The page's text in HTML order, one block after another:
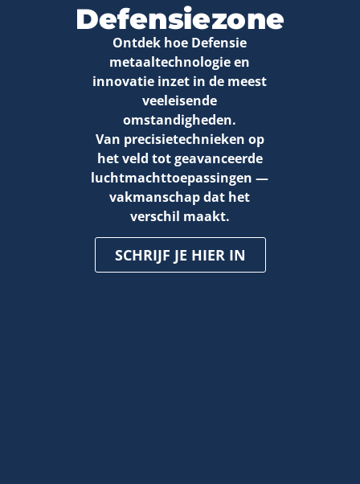
Defensiezone
Ontdek hoe Defensie
metaaltechnologie en
innovatie inzet in de meest
veeleisende
omstandigheden.
Van precisietechnieken op
het veld tot geavanceerde
luchtmacht­toepassingen —
vakmanschap dat het
verschil maakt.
SCHRIJF JE HIER IN